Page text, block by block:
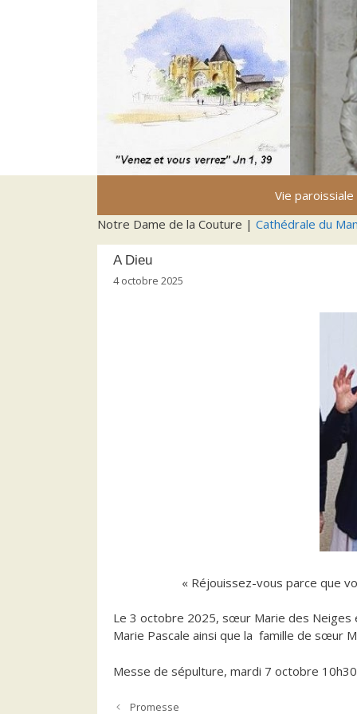
Vie paroissiale
Notre Dame de la Couture | Cathédrale du
A Dieu
4 octobre 2025
« Réjouissez-vous parce que
Le 3 octobre 2025, sœur Marie des
Marie Pascale ainsi que la famille de sœur
Messe de sépulture, mardi 7 octobre
Promesse